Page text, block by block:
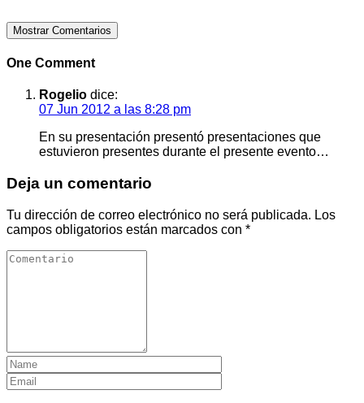
Mostrar Comentarios
One Comment
Rogelio dice:
07 Jun 2012 a las 8:28 pm
En su presentación presentó presentaciones que
estuvieron presentes durante el presente evento…
Deja un comentario
Tu dirección de correo electrónico no será publicada. Los
campos obligatorios están marcados con *